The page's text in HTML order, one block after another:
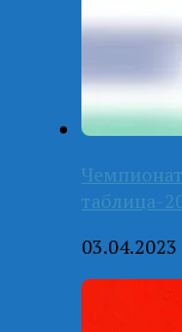
таблица-